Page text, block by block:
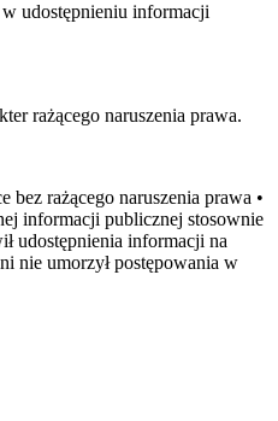
udostępnieniu informacji
rażącego naruszenia prawa.
bez rażącego naruszenia prawa •
informacji publicznej stosownie
udostępnienia informacji na
nie umorzył postępowania w